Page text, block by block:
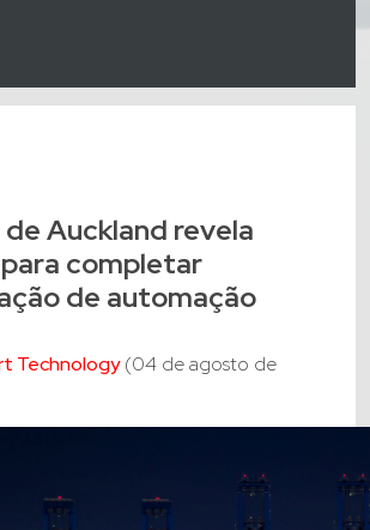
Auckland revela
completar
de automação
Technology(04 de agosto de